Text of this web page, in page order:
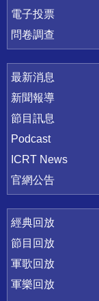
電子投票
問卷調查
最新消息
新聞報導
節目訊息
Podcast
ICRT News
官網公告
經典回放
節目回放
軍歌回放
軍樂回放